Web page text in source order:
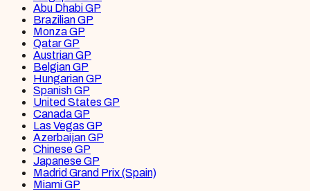
Abu Dhabi GP
Brazilian GP
Monza GP
Qatar GP
Austrian GP
Belgian GP
Hungarian GP
Spanish GP
United States GP
Canada GP
Las Vegas GP
Azerbaijan GP
Chinese GP
Japanese GP
Madrid Grand Prix (Spain)
Miami GP